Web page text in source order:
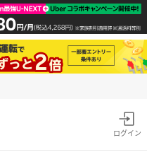
ログイン